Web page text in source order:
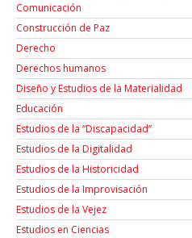
Comunicación
Construcción de Paz
Derecho
Derechos humanos
Diseño y Estudios de la Materialidad
Educación
Estudios de la “Discapacidad”
Estudios de la Digitalidad
Estudios de la Historicidad
Estudios de la Improvisación
Estudios de la Vejez
Estudios en Ciencias